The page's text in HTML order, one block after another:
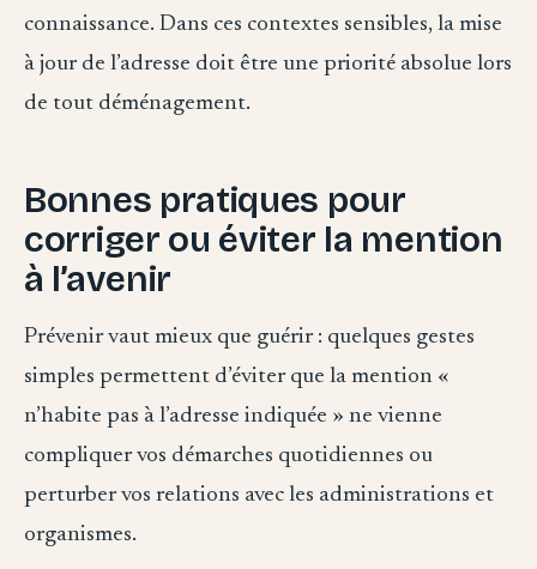
connaissance. Dans ces contextes sensibles, la mise
à jour de l’adresse doit être une priorité absolue lors
de tout déménagement.
Bonnes pratiques pour
corriger ou éviter la mention
à l’avenir
Prévenir vaut mieux que guérir : quelques gestes
simples permettent d’éviter que la mention «
n’habite pas à l’adresse indiquée » ne vienne
compliquer vos démarches quotidiennes ou
perturber vos relations avec les administrations et
organismes.